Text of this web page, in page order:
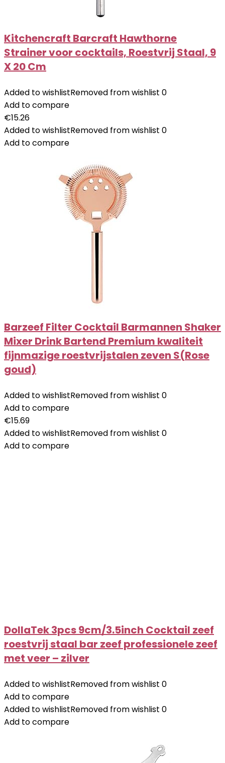
Kitchencraft Barcraft Hawthorne
Strainer voor cocktails, Roestvrij Staal, 9
X 20 Cm
Added to wishlistRemoved from wishlist 0
Add to compare
€15.26
Added to wishlistRemoved from wishlist 0
Add to compare
Barzeef Filter Cocktail Barmannen Shaker
Mixer Drink Bartend Premium kwaliteit
fijnmazige roestvrijstalen zeven S(Rose
goud)
Added to wishlistRemoved from wishlist 0
Add to compare
€15.69
Added to wishlistRemoved from wishlist 0
Add to compare
DollaTek 3pcs 9cm/3.5inch Cocktail zeef
roestvrij staal bar zeef professionele zeef
met veer – zilver
Added to wishlistRemoved from wishlist 0
Add to compare
Added to wishlistRemoved from wishlist 0
Add to compare